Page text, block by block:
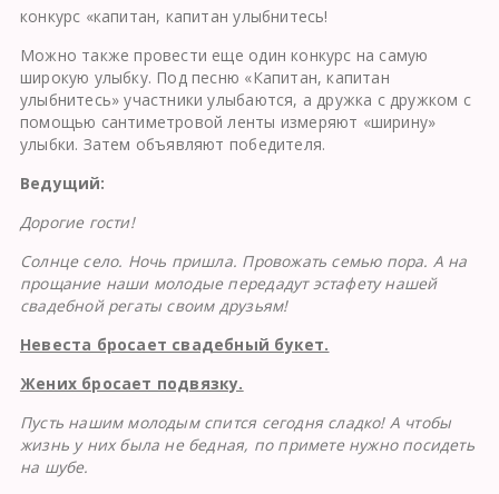
конкурс «капитан, капитан улыбнитесь!
Можно также провести еще один конкурс на самую
широкую улыбку. Под песню «Капитан, капитан
улыбнитесь» участники улыбаются, а дружка с дружком с
помощью сантиметровой ленты измеряют «ширину»
улыбки. Затем объявляют победителя.
Ведущий:
Дорогие гости!
Солнце село. Ночь пришла. Провожать семью пора. А на
прощание наши молодые передадут эстафету на­шей
свадебной регаты своим друзьям!
Невеста бросает свадебный букет.
Жених бросает подвязку.
Пусть нашим молодым спится сегодня сладко! А чтобы
жизнь у них была не бедная, по примете нужно посидеть
на шубе.